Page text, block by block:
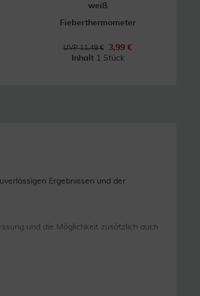
weiß
Fieberthermometer
UVP 11,49 €
3,99 €
Inhalt 1 Stück
Ergebnissen und der
und die Möglichkeit zusätzlich auch